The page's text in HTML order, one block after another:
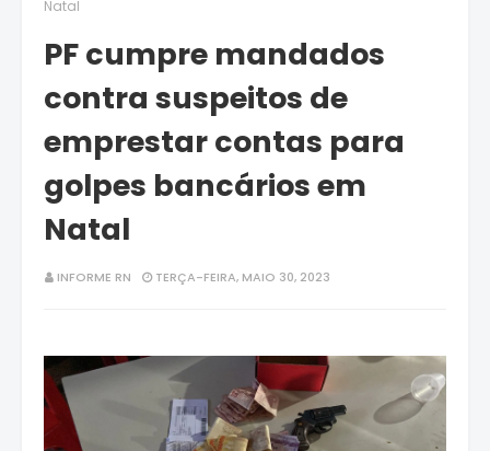
Natal
PF cumpre mandados
contra suspeitos de
emprestar contas para
golpes bancários em
Natal
INFORME RN TERÇA-FEIRA, MAIO 30, 2023